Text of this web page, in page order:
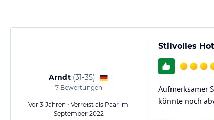
Arndt (31-35)
7Bewertungen
Vor 3 Jahren • Verreist als Paar im
September 2022
Stilvolles
Aufmerksamer
könnte noch